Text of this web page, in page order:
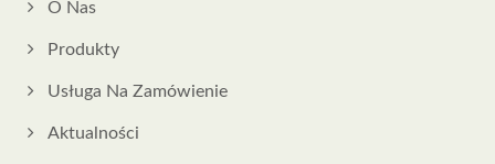
O Nas
Produkty
Usługa Na Zamówienie
Aktualności